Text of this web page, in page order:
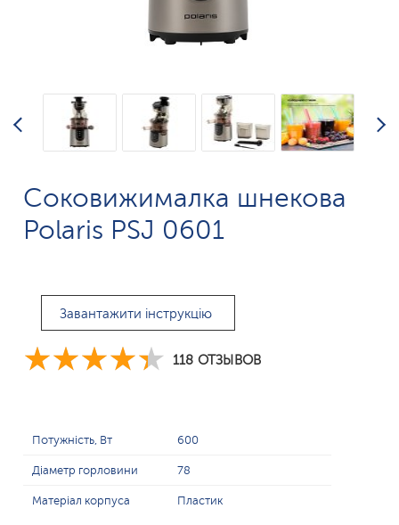
Соковижималка шнекова
Polaris PSJ 0601
Завантажити інструкцію
118 ОТЗЫВОВ
Потужність, Вт 600
Діаметр горловини 78
Матеріал корпуса Пластик